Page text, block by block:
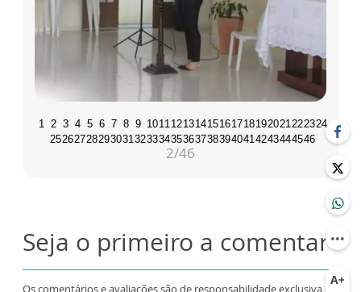
1 2 3 4 5 6 7 8 9 101112131415161718192021222324
25262728293031323334353637383940414243444546
2/46
Seja o primeiro a comentar
Os comentários e avaliações são de responsabilidade exclusiva de